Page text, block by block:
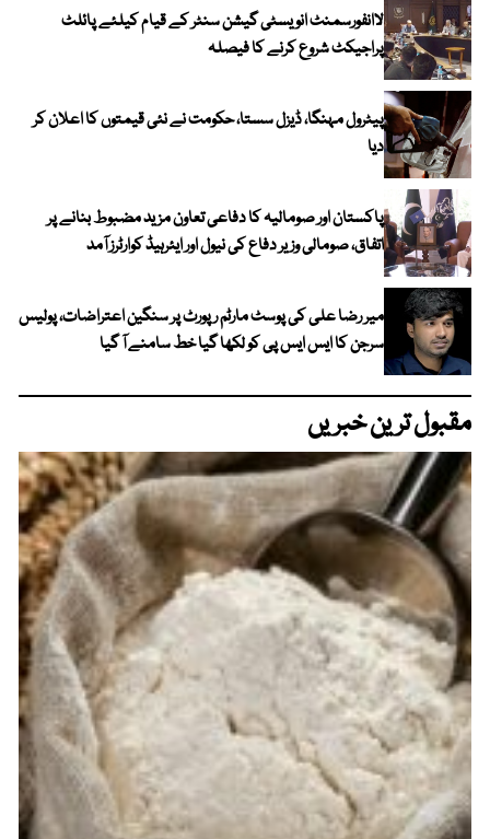
لاانفورسمنٹ انویسٹی گیشن سنٹر کے قیام کیلئے پائلٹ
پراجیکٹ شروع کرنے کا فیصلہ
پیٹرول مہنگا، ڈیزل سستا، حکومت نے نئی قیمتوں کا اعلان کر
دیا
پاکستان اور صومالیہ کا دفاعی تعاون مزید مضبوط بنانے پر
اتفاق، صومالی وزیر دفاع کی نیول اور ایئرہیڈ کوارٹرز آمد
میر رضا علی کی پوسٹ مارٹم رپورٹ پر سنگین اعتراضات، پولیس
سرجن کا ایس ایس پی کو لکھا گیا خط سامنے آ گیا
مقبول ترین خبریں